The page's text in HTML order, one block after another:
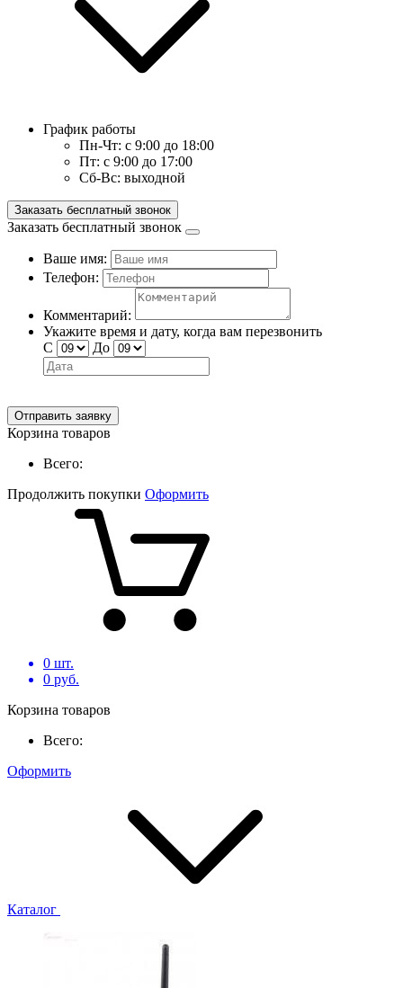
График работы
Пн-Чт: с 9:00 до 18:00
Пт: с 9:00 до 17:00
Сб-Вс: выходной
Заказать бесплатный звонок
Заказать бесплатный звонок
Ваше имя:
Телефон:
Комментарий:
Укажите время и дату, когда вам перезвонить
С
До
Отправить заявку
Корзина товаров
Всего:
Продолжить покупки Оформить
0 шт.
0 руб.
Корзина товаров
Всего:
Оформить
Каталог